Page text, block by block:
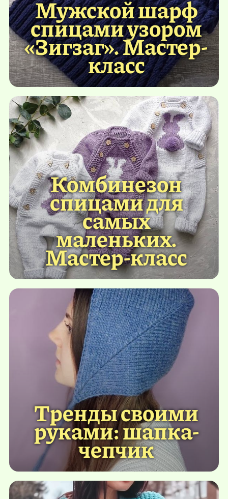
Мужской шарф
спицами узором
«Зигзаг». Мастер-
класс
Комбинезон
спицами для
самых
маленьких.
Мастер-класс
Тренды своими
руками: шапка-
чепчик